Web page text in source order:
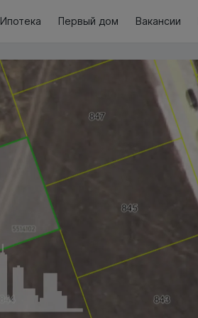
Ипотека Первый дом Вакансии